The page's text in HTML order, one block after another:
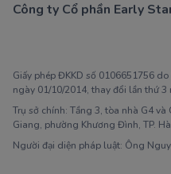
Công ty Cổ phần Early
Giấy phép ĐKKD số 0106651756
ngày 01/10/2014, thay đổi lần thứ 3
Trụ sở chính: Tầng 3, tòa nhà G4 và
Giang, phường Khương Đình, TP.
Người đại diện pháp luật: Ông